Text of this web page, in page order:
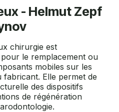
- Helmut Zepf
chirurgie est
le remplacement ou
mobiles sur les
Elle permet de
des dispositifs
de régénération